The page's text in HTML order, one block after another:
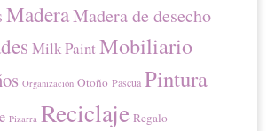
MaderaMadera de desecho
Milk Paint Mobiliario
Organización Otoño Pascua Pintura
Pizarra Reciclaje Regalo